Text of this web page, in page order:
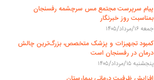
پیام سرپرست مجتمع مس سرچشمه رفسنجان
بمناسبت روز خبرنگار
جمعه ۱۶/مرداد/۱۴۰۵
کمبود تجهیزات و پزشک متخصص، بزرگ‌ترین چالش
درمان در رفسنجان است
پنجشنبه ۱۵/مرداد/۱۴۰۵